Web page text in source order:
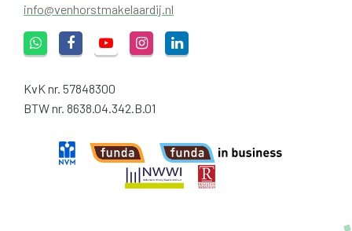
info@venhorstmakelaardij.nl
KvK nr. 57848300
BTW nr. 8638.04.342.B.01